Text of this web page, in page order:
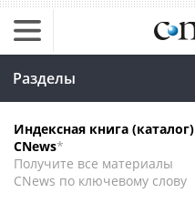
Разделы
Индексная книга (каталог)
CNews*
Получите все материалы
CNews по ключевому слову